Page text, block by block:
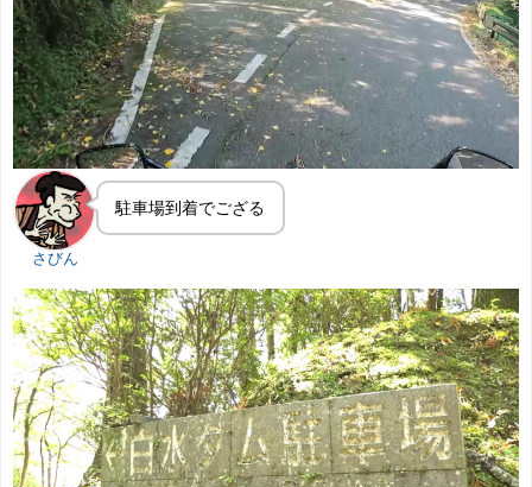
さびん
駐車場到着でござる